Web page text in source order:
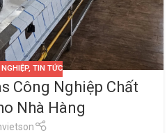
, TIN TỨC
Công Nghiệp Chất
Nhà Hàng